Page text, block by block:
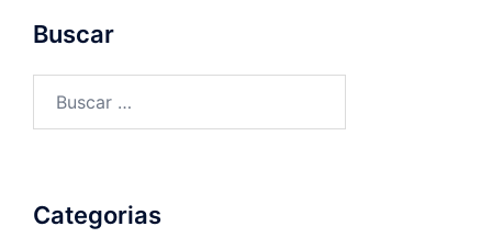
Buscar
Categorias